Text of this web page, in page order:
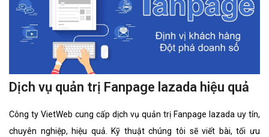
Dịch vụ quản trị Fanpage lazada hiệu quả
Công ty VietWeb cung cấp dịch vụ quản trị Fanpage lazada uy tín,
chuyên nghiệp, hiệu quả. Kỹ thuật chúng tôi sẽ viết bài, tối ưu